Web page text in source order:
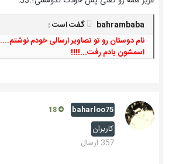
bahrambaba گفت است :
نام دوستان رو تو تصاویر ارسالی خودم
اسمشون یادم رفت...!!!!
baharloo75
کاربران
357 ارسال